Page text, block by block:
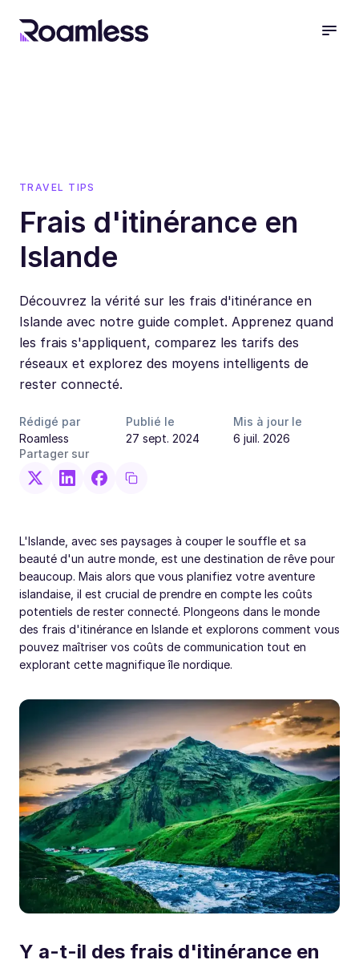
TRAVEL TIPS
Frais d'itinérance en
Islande
Découvrez la vérité sur les frais d'itinérance en
Islande avec notre guide complet. Apprenez quand
les frais s'appliquent, comparez les tarifs des
réseaux et explorez des moyens intelligents de
rester connecté.
Rédigé par
Roamless
Publié le
27 sept. 2024
Mis à jour le
6 juil. 2026
Partager sur
L'Islande, avec ses paysages à couper le souffle et sa
beauté d'un autre monde, est une destination de rêve pour
beaucoup. Mais alors que vous planifiez votre aventure
islandaise, il est crucial de prendre en compte les coûts
potentiels de rester connecté. Plongeons dans le monde
des frais d'itinérance en Islande et explorons comment vous
pouvez maîtriser vos coûts de communication tout en
explorant cette magnifique île nordique.
Y a-t-il des frais d'itinérance en